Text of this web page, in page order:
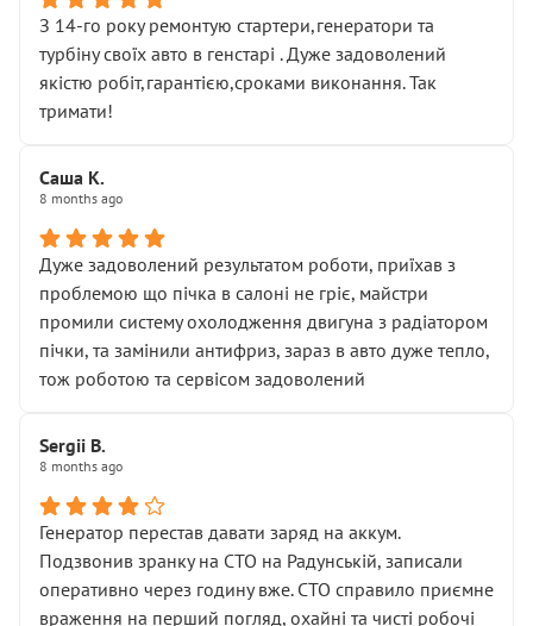
З 14-го року ремонтую стартери,генератори та
турбіну своїх авто в генстарі . Дуже задоволений
якістю робіт,гарантією,сроками виконання. Так
тримати!
Саша К.
8 months ago
Дуже задоволений результатом роботи, приїхав з
проблемою що пічка в салоні не гріє, майстри
промили систему охолодження двигуна з радіатором
пічки, та замінили антифриз, зараз в авто дуже тепло,
тож роботою та сервісом задоволений
Sergii B.
8 months ago
Генератор перестав давати заряд на аккум.
Подзвонив зранку на СТО на Радунській, записали
оперативно через годину вже. СТО справило приємне
враження на перший погляд, охайні та чисті робочі